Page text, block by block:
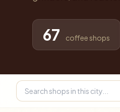
67 coffee shops